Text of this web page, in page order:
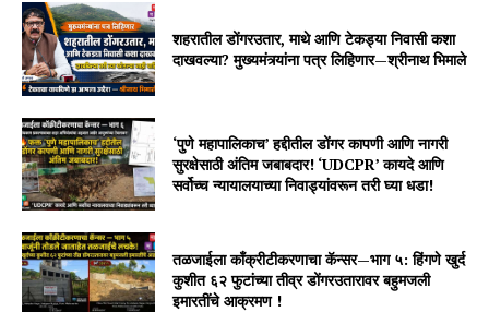
शहरातील डोंगरउतार, माथे आणि टेकड्या निवासी कशा
दाखवल्या? मुख्यमंत्र्यांना पत्र लिहिणार—श्रीनाथ भिमाले
‘पुणे महापालिकाच’ हद्दीतील डोंगर कापणी आणि नागरी
सुरक्षेसाठी अंतिम जबाबदार! ‘UDCPR’ कायदे आणि
सर्वोच्च न्यायालयाच्या निवाड्यांवरून तरी घ्या धडा!
तळजाईला काँक्रीटीकरणाचा कॅन्सर—भाग ५: हिंगणे खुर्द
कुशीत ६२ फुटांच्या तीव्र डोंगरउतारावर बहुमजली
इमारतींचे आक्रमण !